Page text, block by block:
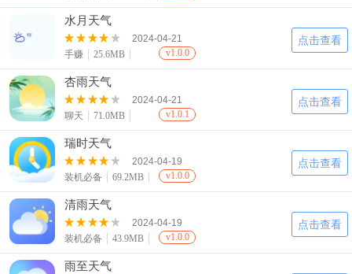
水月天气
2024-04-21
手赚
25.6MB v1.0.0
点击查看
杏雨天气
2024-04-21
聊天
71.0MB v1.0.1
点击查看
瑞时天气
2024-04-19
装机必备
69.2MB v1.0.0
点击查看
清雨天气
2024-04-19
装机必备
43.9MB v1.0.0
点击查看
雨至天气